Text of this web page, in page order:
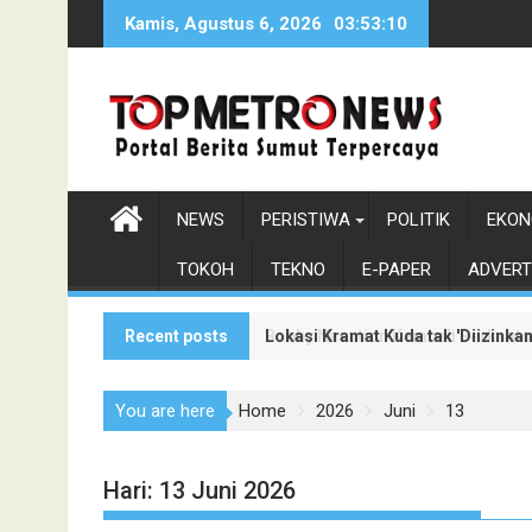
Kamis, Agustus 6, 2026 03:53:11
NEWS PERISTIWA POLITIK
TOKOH TEKNO E-PAPER
Recent posts Lokasi Kramat Kuda tak
Bobby Nasution Kembali
You are here Home 2026 Juni 13
Hari: 13 Juni 2026